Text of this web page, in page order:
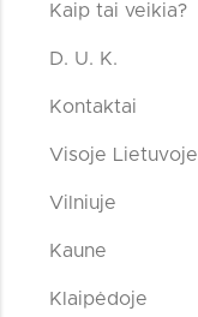
Kaip tai veikia?
D. U. K.
Kontaktai
Visoje Lietuvoje
Vilniuje
Kaune
Klaipėdoje